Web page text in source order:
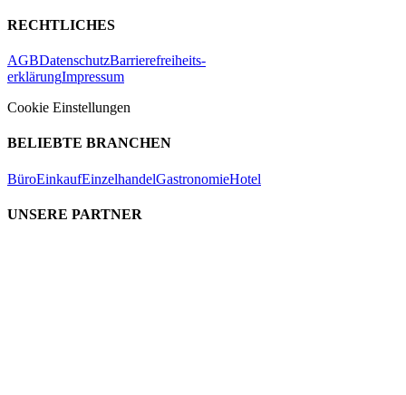
RECHTLICHES
AGBDatenschutzBarrierefreiheits-
erklärungImpressum
Cookie Einstellungen
BELIEBTE BRANCHEN
BüroEinkaufEinzelhandelGastronomieHotel
UNSERE PARTNER